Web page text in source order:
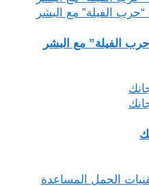
الفيلة” مع البشر